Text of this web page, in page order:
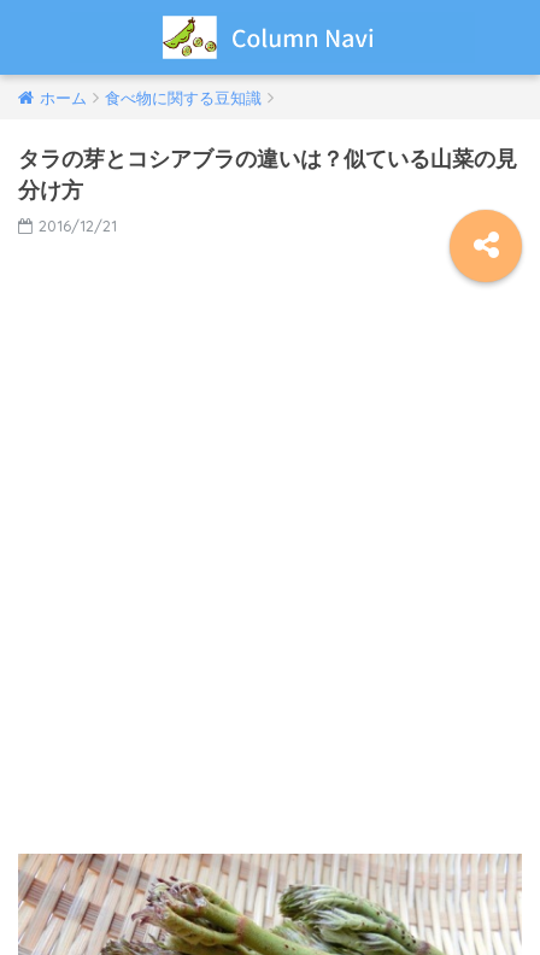
ホーム 食べ物に関する豆知識
タラの芽とコシアブラの違いは？似ている山菜の見
分け方
2016/12/21